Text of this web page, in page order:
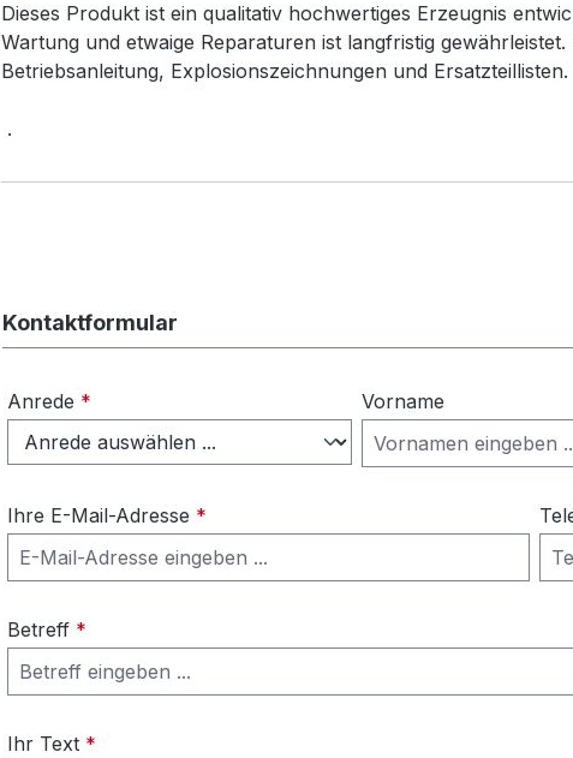
Dieses Produkt ist ein qualitativ hochwertiges Erzeugnis
Wartung und etwaige Reparaturen ist langfristig
Betriebsanleitung, Explosionszeichnungen und Ersatzteillisten.
.
Kontaktformular
Anrede * Vorname
Ihre E-Mail-Adresse *
Betreff *
Ihr Text *